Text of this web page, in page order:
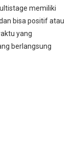
memiliki
bisa positif atau
yang
berlangsung